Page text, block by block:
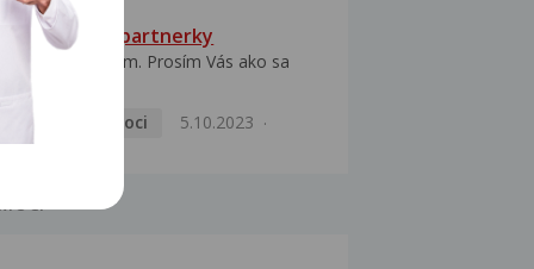
HPV typ 52 u partnerky
Dobrý deň prajem. Prosím Vás ako sa
Pohlavní nemoci
5.10.2023